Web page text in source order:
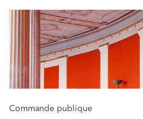
Commande publique